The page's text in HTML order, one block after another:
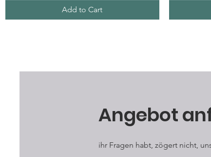
Add to Cart
Angebot
ihr Fragen habt, zögert nicht,